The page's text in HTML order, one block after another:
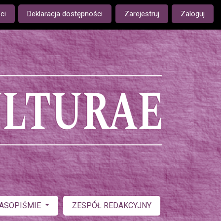
is: Deklaracja dostępności Zarejestruj Zaloguj
ZESPÓŁ REDAKCYJNY